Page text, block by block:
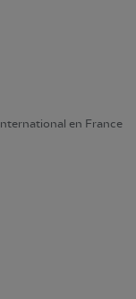
en France